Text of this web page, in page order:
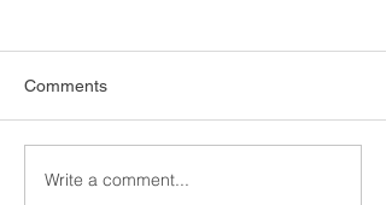
Honored to Support the
Comments
Write a comment...